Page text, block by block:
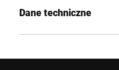
Dane techniczne